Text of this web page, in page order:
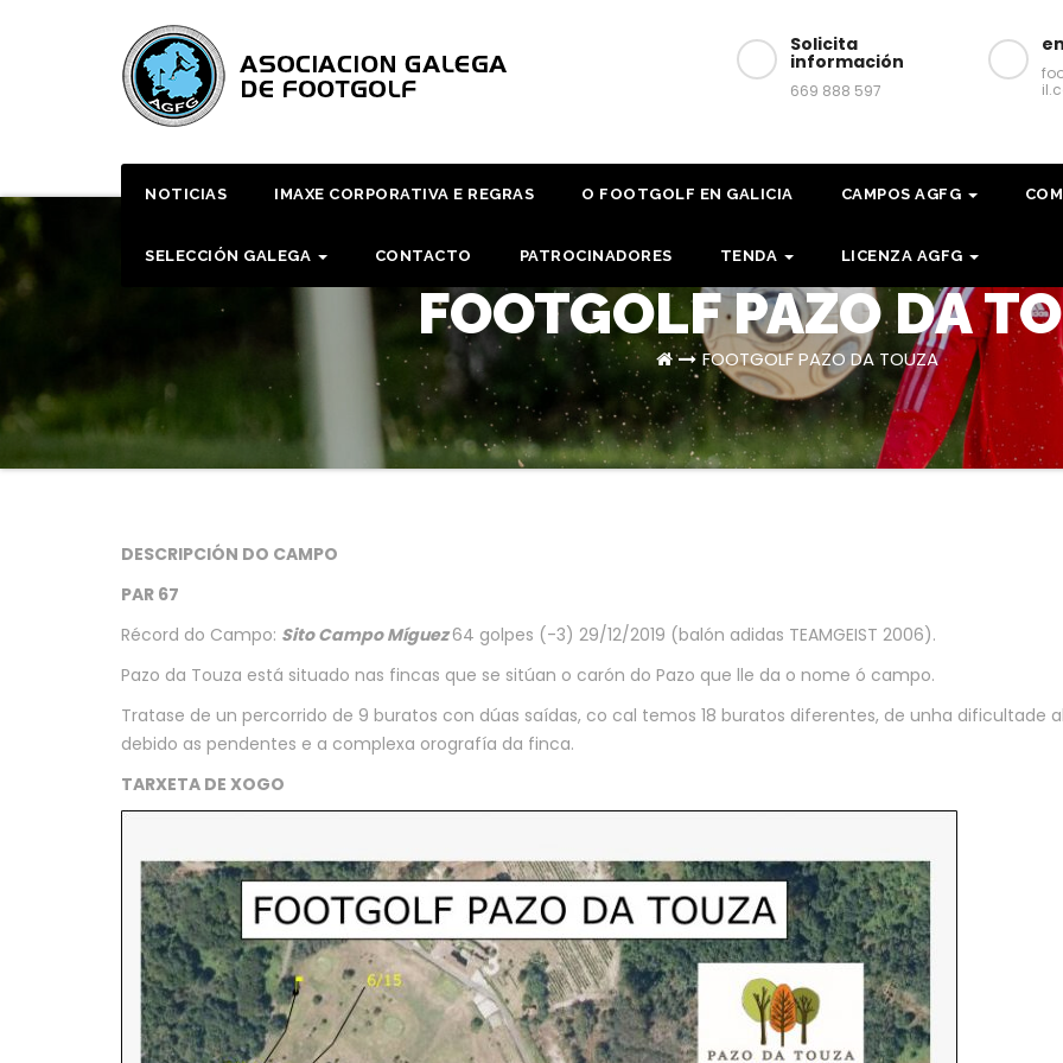
Solicita
información
669 888 597
NOTICIAS IMAXE CORPORATIVA E REGRAS O FOOTGOLF EN GALICIA CAMPOS AGFG
SELECCIÓN GALEGA CONTACTO PATROCINADORES TENDA LICENZA AGFG
FOOTGOLF PAZO DA
FOOTGOLF PAZO DA TOUZA
DESCRIPCIÓN DO CAMPO
PAR 67
Récord do Campo: Sito Campo Míguez 64 golpes (-3) 29/12/2019 (balón adidas TEAMGEIST 2006).
Pazo da Touza está situado nas fincas que se sitúan o carón do Pazo que lle da o nome ó campo.
Tratase de un percorrido de 9 buratos con dúas saídas, co cal temos 18 buratos diferentes, de unha dificultade
debido as pendentes e a complexa orografía da finca.
TARXETA DE XOGO